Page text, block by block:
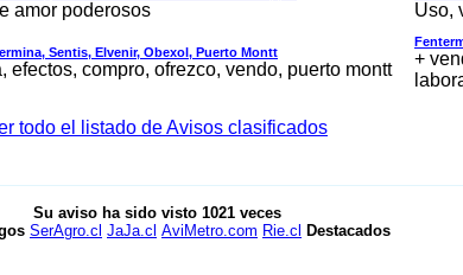
amor poderosos Uso,
Sentis, Elvenir, Obexol, Puerto Montt
efectos, compro, ofrezco, vendo, puerto montt
+
todo el listado de Avisos clasificados
Su aviso ha sido visto 1021veces
SerAgro.cl JaJa.cl AviMetro.com Rie.cl Destacados